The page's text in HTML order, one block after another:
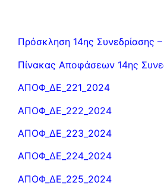
Πρόσκληση 14ης Συνεδρίασης
Πίνακας Αποφάσεων 14ης
ΑΠΟΦ_ΔΕ_221_2024
ΑΠΟΦ_ΔΕ_222_2024
ΑΠΟΦ_ΔΕ_223_2024
ΑΠΟΦ_ΔΕ_224_2024
ΑΠΟΦ_ΔΕ_225_2024